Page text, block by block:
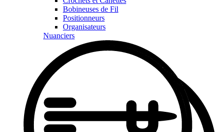
Bobineuses de Fil
Positionneurs
Organisateurs
Nuanciers